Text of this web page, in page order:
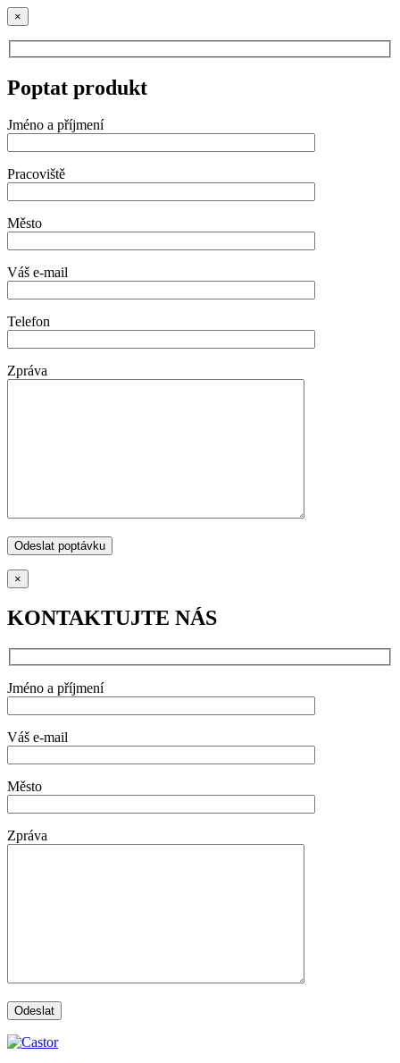
×
Poptat produkt
Jméno a příjmení
Pracoviště
Město
Váš e-mail
Telefon
Zpráva
×
KONTAKTUJTE NÁS
Jméno a příjmení
Váš e-mail
Město
Zpráva